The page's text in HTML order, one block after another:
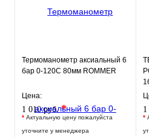
Термоманометр аксиальный 6
бар 0-120С 80мм ROMMER
Цена:
1 010 руб.*
* Актуальную цену пожалуйста
уточните у менеджера
*